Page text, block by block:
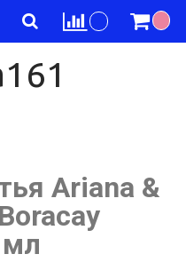
Ariana &
мл